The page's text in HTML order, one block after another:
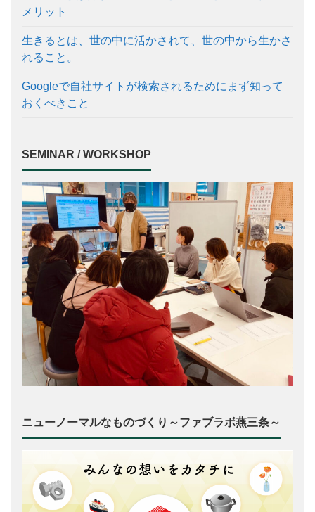
メリット
生きるとは、世の中に活かされて、世の中から生かさ
れること。
Googleで自社サイトが検索されるためにまず知って
おくべきこと
SEMINAR / WORKSHOP
ニューノーマルなものづくり～ファブラボ燕三条～